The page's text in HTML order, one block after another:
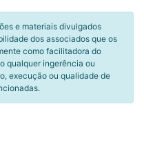
e materiais divulgados
dos associados que os
como facilitadora do
qualquer ingerência ou
execução ou qualidade de